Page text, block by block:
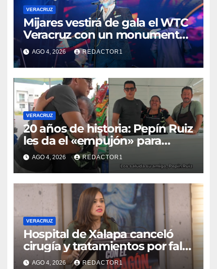
VERACRUZ
Mijares vestirá de gala el WTC
Veracruz con un monumental
show sinfónico por sus 10
años de gira
AGO 4, 2026 REDACTOR1
VERACRUZ
20 años de historia: Pepín Ruiz
les da el «empujón» para
transformar el negocio de
Georgina y Alberto
AGO 4, 2026 REDACTOR1
VERACRUZ
Hospital de Xalapa canceló
cirugía y tratamientos por falta
de energía eléctrica: Elena
AGO 4, 2026 REDACTOR1